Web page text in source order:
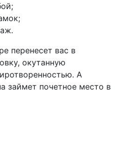
перенесет вас в
окутанную
А
займет почетное место в